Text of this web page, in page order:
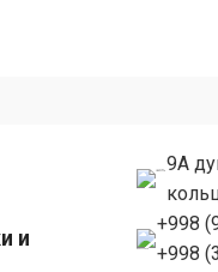
и
9А
+998
+998